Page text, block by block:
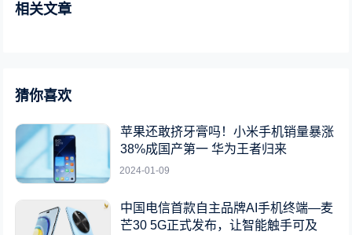
相关文章
猜你喜欢
苹果还敢挤牙膏吗！小米手机销量暴涨
38%成国产第一 华为王者归来
2024-01-09
中国电信首款自主品牌AI手机终端—麦
芒30 5G正式发布，让智能触手可及